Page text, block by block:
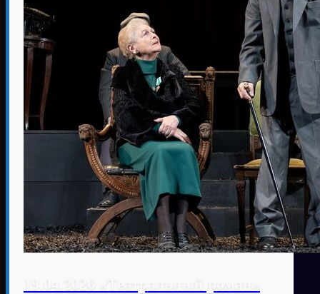
19.04.2026 «Театральный роман»